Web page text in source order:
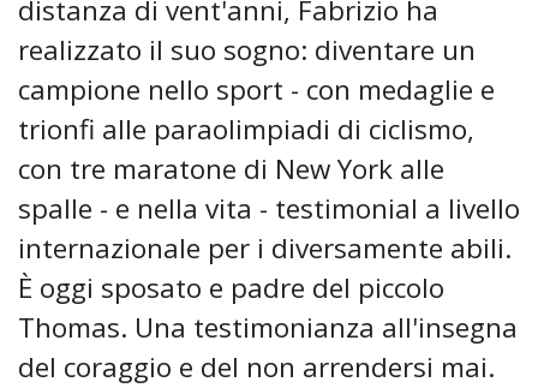
distanza di vent'anni, Fabrizio ha
realizzato il suo sogno: diventare un
campione nello sport - con medaglie e
trionfi alle paraolimpiadi di ciclismo,
con tre maratone di New York alle
spalle - e nella vita - testimonial a livello
internazionale per i diversamente abili.
È oggi sposato e padre del piccolo
Thomas. Una testimonianza all'insegna
del coraggio e del non arrendersi mai.